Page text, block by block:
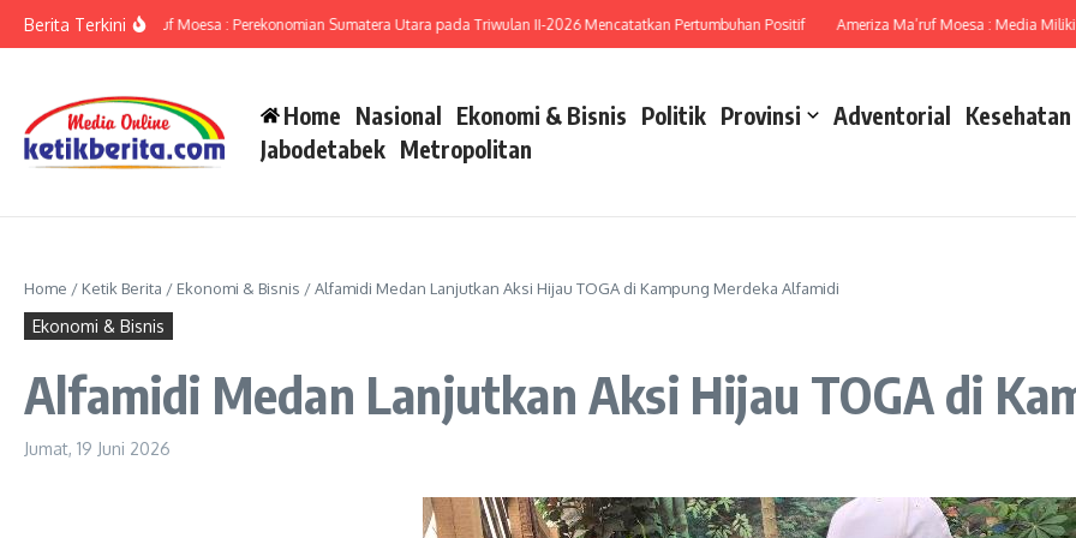
Berita Terkini
Ameriza Ma’ruf Moesa : Perekonomian Sumatera Utara pada Triwulan II-2026 Mencatatkan Pertumbuhan Positif Ameriza Ma’ruf Moesa : Media Miliki
Home Nasional Ekonomi & Bisnis Politik Provinsi Adventorial Kesehatan
Jabodetabek Metropolitan
Home / Ketik Berita / Ekonomi & Bisnis /Alfamidi Medan Lanjutkan Aksi Hijau TOGA di Kampung Merdeka Alfamidi
Ekonomi & Bisnis
Alfamidi Medan Lanjutkan Aksi Hijau TOGA di
Jumat, 19 Juni 2026